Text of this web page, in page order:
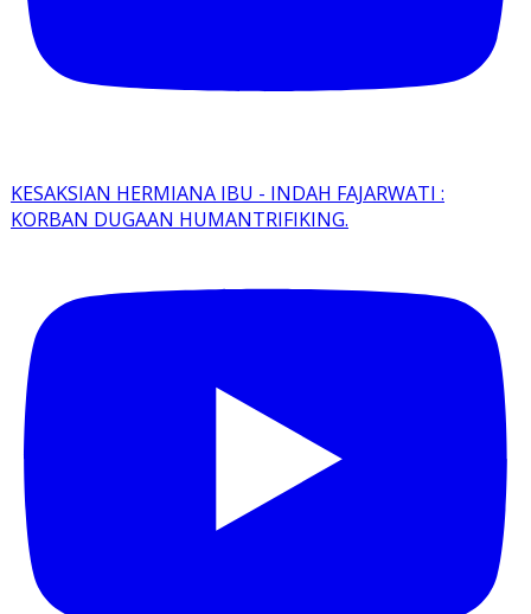
KESAKSIAN HERMIANA IBU - INDAH FAJARWATI :
KORBAN DUGAAN HUMANTRIFIKING.